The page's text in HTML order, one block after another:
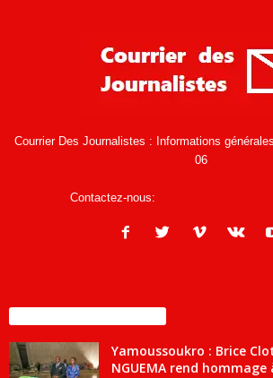
Courrier Des Journalistes : Informations
06
Contactez-nous:
Yamoussoukro : Brice
NGUEMA rend